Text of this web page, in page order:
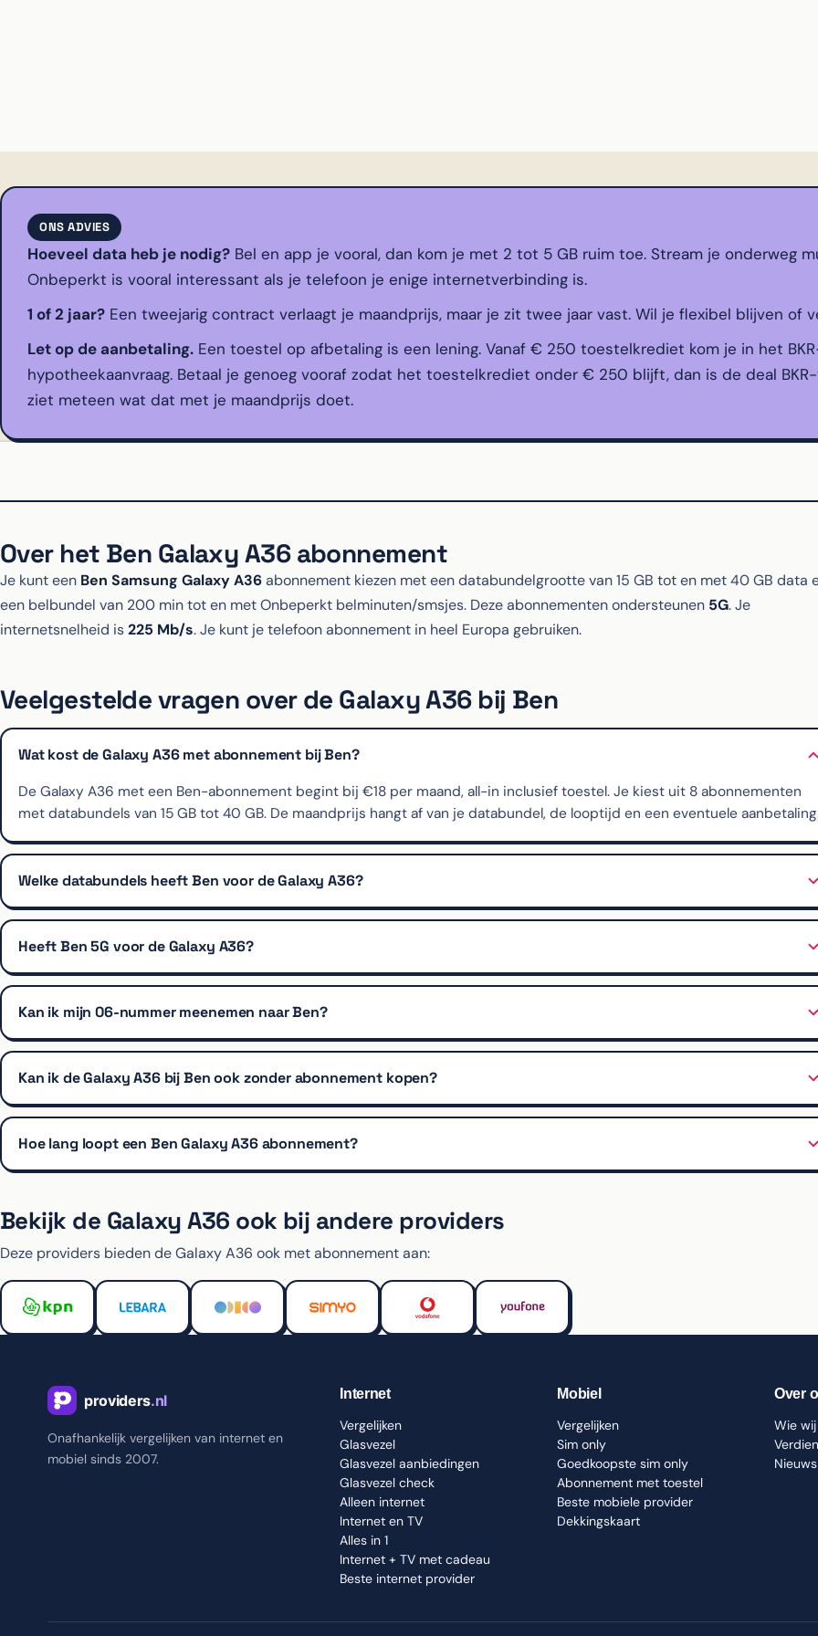
ONS ADVIES
Hoeveel data heb je nodig? Bel en app je vooral, dan kom je met 2 tot 5 GB ruim toe. Stream je onderweg
Onbeperkt is vooral interessant als je telefoon je enige internetverbinding is.
1 of 2 jaar? Een tweejarig contract verlaagt je maandprijs, maar je zit twee jaar vast. Wil je flexibel blijven of
Let op de aanbetaling. Een toestel op afbetaling is een lening. Vanaf € 250 toestelkrediet kom je in het
hypotheekaanvraag. Betaal je genoeg vooraf zodat het toestelkrediet onder € 250 blijft, dan is de deal
ziet meteen wat dat met je maandprijs doet.
Over het Ben Galaxy A36 abonnement
Je kunt een Ben Samsung Galaxy A36abonnement kiezen met een databundelgrootte van 15 GB tot en met 40 GB data
een belbundel van 200 min tot en met Onbeperkt belminuten/smsjes. Deze abonnementen ondersteunen 5G. Je
internetsnelheid is225 Mb/s. Je kunt je telefoon abonnement in heel Europa gebruiken.
Veelgestelde vragen over de Galaxy A36 bij Ben
Wat kost de Galaxy A36 met abonnement bij Ben?
De Galaxy A36 met een Ben-abonnement begint bij €18 per maand, all-in inclusief toestel. Je kiest uit 8 abonnementen
met databundels van 15 GB tot 40 GB. De maandprijs hangt af van je databundel, de looptijd en een eventuele
Welke databundels heeft Ben voor de Galaxy A36?
Heeft Ben 5G voor de Galaxy A36?
Kan ik mijn 06-nummer meenemen naar Ben?
Kan ik de Galaxy A36 bij Ben ook zonder abonnement kopen?
Hoe lang loopt een Ben Galaxy A36 abonnement?
Bekijk de Galaxy A36 ook bij andere providers
Deze providers bieden de Galaxy A36 ook met abonnement aan:
Onafhankelijk vergelijken van internet en
mobiel sinds 2007.
Internet
Vergelijken
Glasvezel
Glasvezel aanbiedingen
Glasvezel check
Alleen internet
Internet en TV
Alles in 1
Internet + TV met cadeau
Beste internet provider
Mobiel
Vergelijken
Sim only
Goedkoopste sim only
Abonnement met toestel
Beste mobiele provider
Dekkingskaart
Over
Wie
Nieuws